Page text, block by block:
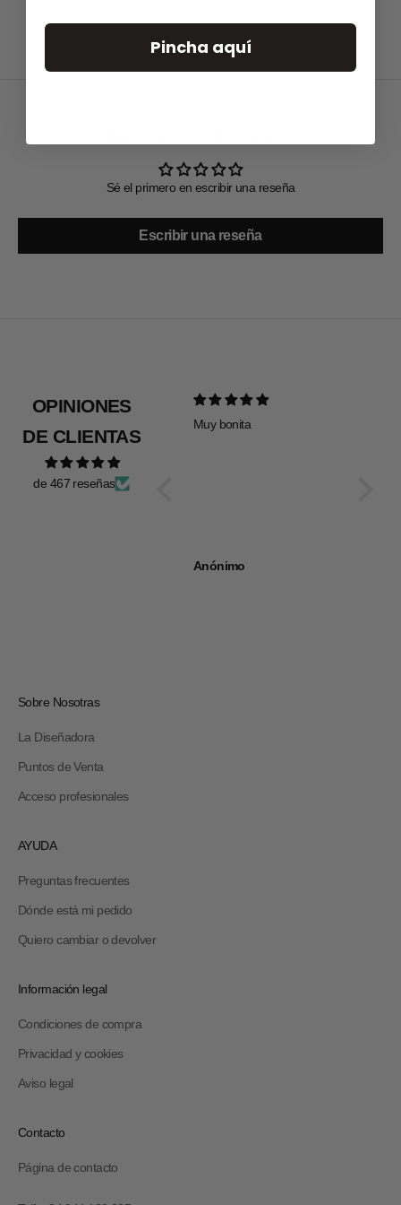
Sé el primero en escribir una reseña
Escribir una reseña
OPINIONES
DE CLIENTAS
de 467 reseñas
Muy bonita
Anónimo
Sobre Nosotras
La Diseñadora
Puntos de Venta
Acceso profesionales
AYUDA
Preguntas frecuentes
Dónde está mi pedido
Quiero cambiar o devolver
Información legal
Condiciones de compra
Privacidad y cookies
Aviso legal
Contacto
Página de contacto
Pincha aquí